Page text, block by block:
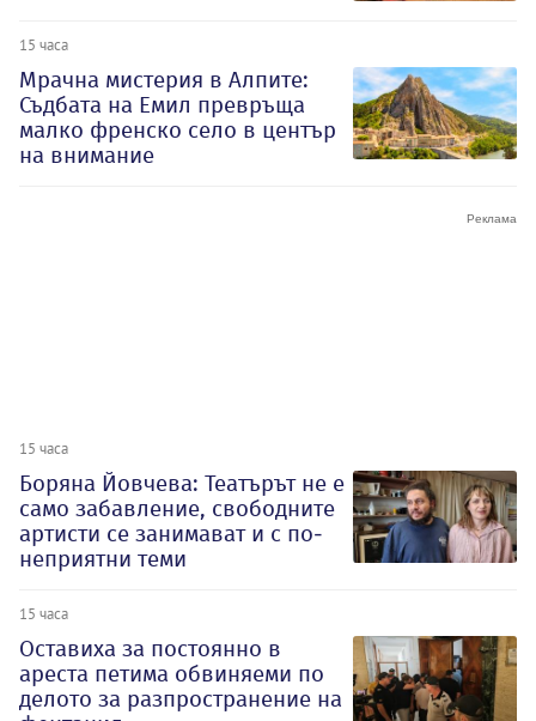
15 часа
Мрачна мистерия в Алпите:
Съдбата на Емил превръща
малко френско село в център
на внимание
15 часа
Боряна Йовчева: Театърът не е
само забавление, свободните
артисти се занимават и с по-
неприятни теми
15 часа
Оставиха за постоянно в
ареста петима обвиняеми по
делото за разпространение на